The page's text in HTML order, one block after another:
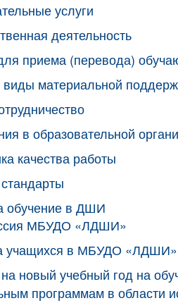
услуги
деятельность
приема (перевода)
материальной
в образовательной
качества работы
обучение в ДШИ
МБУДО «ЛДШИ»
учащихся в МБУДО «ЛДШИ»
новый учебный год на
программам в области